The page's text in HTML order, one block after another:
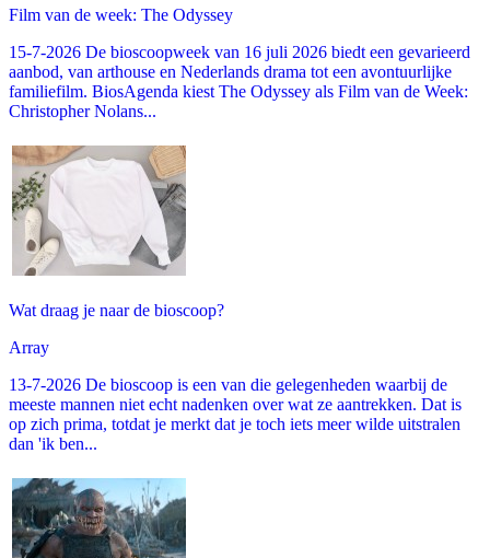
Film van de week: The Odyssey
15-7-2026 De bioscoopweek van 16 juli 2026 biedt een gevarieerd
aanbod, van arthouse en Nederlands drama tot een avontuurlijke
familiefilm. BiosAgenda kiest The Odyssey als Film van de Week:
Christopher Nolans...
Wat draag je naar de bioscoop?
Array
13-7-2026 De bioscoop is een van die gelegenheden waarbij de
meeste mannen niet echt nadenken over wat ze aantrekken. Dat is
op zich prima, totdat je merkt dat je toch iets meer wilde uitstralen
dan 'ik ben...